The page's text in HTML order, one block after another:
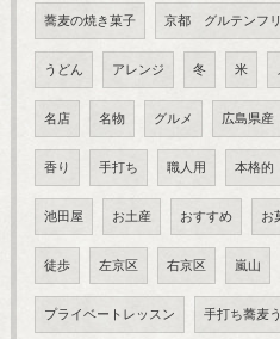
蕎麦の焼き菓子 京都 グルテンフ
うどん アレンジ 冬 米
名店 名物 グルメ 広島県産
香り 手打ち 職人用 本格的
池田屋 お土産 おすすめ お
徒歩 左京区 右京区 嵐山
プライベートレッスン 手打ち蕎麦